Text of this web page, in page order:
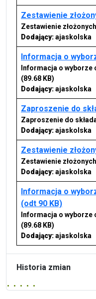
Zestawienie
Zestawienie
Dodający:ajaskolska
Informacja o
Informacja o
(89.68 KB)
Dodający:ajaskolska
Zaproszenie do
Zaproszenie do
Dodający:ajaskolska
Zestawienie
Zestawienie
Dodający:ajaskolska
Informacja o
(odt 90 KB)
Informacja o
(89.68 KB)
Dodający:ajaskolska
Historia zmian